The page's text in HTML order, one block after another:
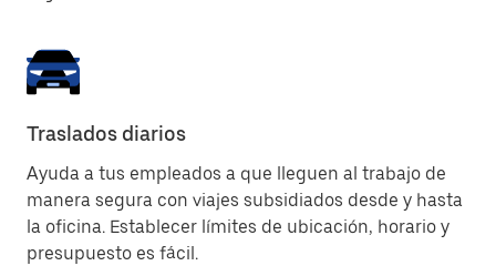
Traslados diarios
Ayuda a tus empleados a que lleguen al trabajo de
manera segura con viajes subsidiados desde y hasta
la oficina. Establecer límites de ubicación, horario y
presupuesto es fácil.